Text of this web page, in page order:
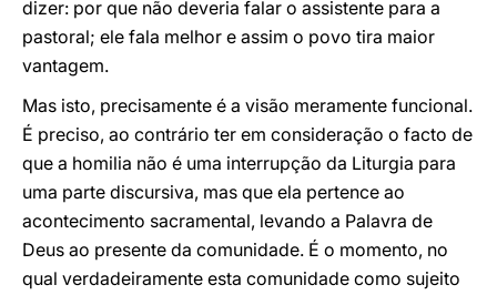
dizer: por que não deveria falar o assistente para a
pastoral; ele fala melhor e assim o povo tira maior
vantagem.
Mas isto, precisamente é a visão meramente funcional.
É preciso, ao contrário ter em consideração o facto de
que a homilia não é uma interrupção da Liturgia para
uma parte discursiva, mas que ela pertence ao
acontecimento sacramental, levando a Palavra de
Deus ao presente da comunidade. É o momento, no
qual verdadeiramente esta comunidade como sujeito